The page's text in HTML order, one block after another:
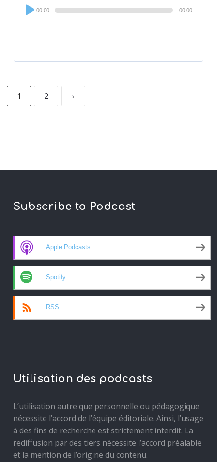
Audio
Player
00:00 00:00
1 2 ›
Subscribe to Podcast
Apple Podcasts
Spotify
RSS
Utilisation des podcasts
L’utilisation autre que personnelle ou pédagogique
nécessite l’accord de l’équipe éditoriale. Ainsi, l’usage
à des fins de recherche est strictement interdit. La
rediffusion par des tiers nécessite l’accord préalable
et la mention de l’origine du contenu.